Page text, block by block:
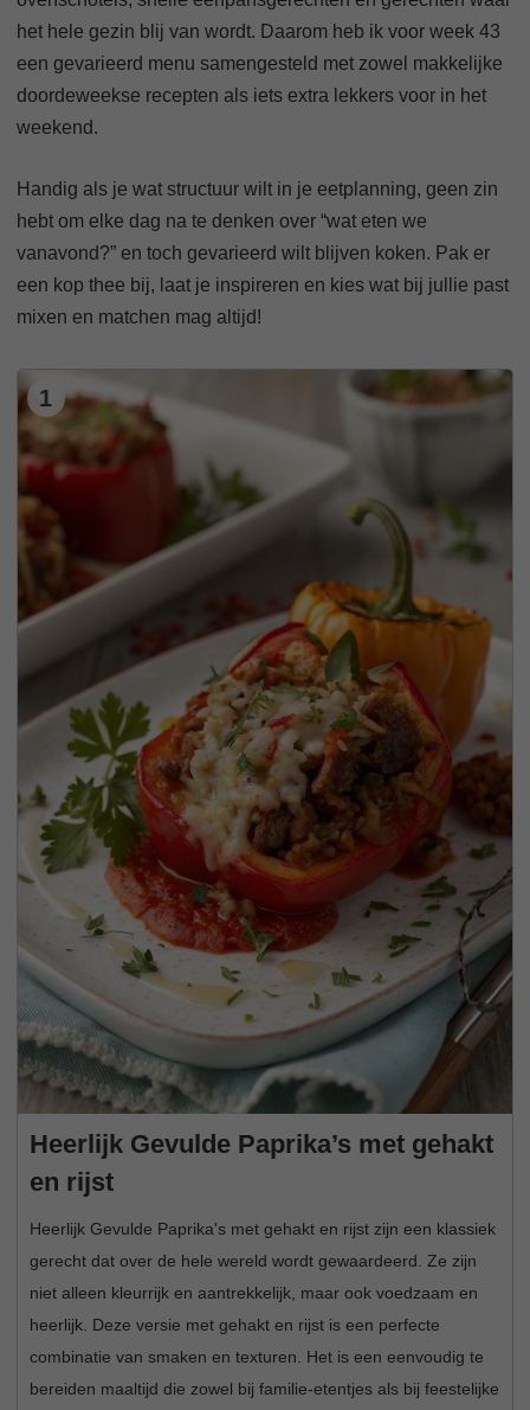
het hele gezin blij van wordt. Daarom heb ik voor week 43
een gevarieerd menu samengesteld met zowel makkelijke
doordeweekse recepten als iets extra lekkers voor in het
weekend.
Handig als je wat structuur wilt in je eetplanning, geen zin
hebt om elke dag na te denken over “wat eten we
vanavond?” en toch gevarieerd wilt blijven koken. Pak er
een kop thee bij, laat je inspireren en kies wat bij jullie past
mixen en matchen mag altijd!
1
Heerlijk Gevulde Paprika’s met gehakt
en rijst
Heerlijk Gevulde Paprika's met gehakt en rijst zijn een klassiek
gerecht dat over de hele wereld wordt gewaardeerd. Ze zijn
niet alleen kleurrijk en aantrekkelijk, maar ook voedzaam en
heerlijk. Deze versie met gehakt en rijst is een perfecte
combinatie van smaken en texturen. Het is een eenvoudig te
bereiden maaltijd die zowel bij familie-etentjes als bij feestelijke